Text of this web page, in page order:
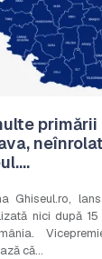
Ghiseul.ro,
nici după
că...